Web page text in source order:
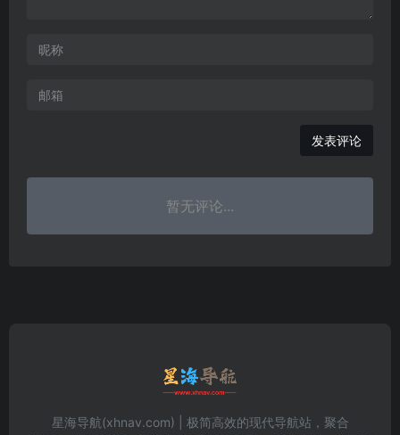
发表评论
暂无评论...
星海导航(xhnav.com) | 极简高效的现代导航站，聚合